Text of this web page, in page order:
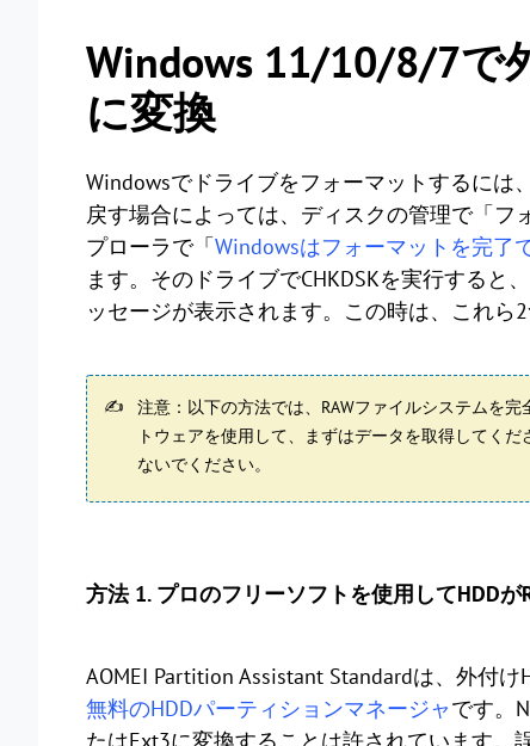
Windows 11/10/8/7で
に変換
Windowsでドライブをフォーマットするには
戻す場合によっては、ディスクの管理で「
プローラで「Windowsはフォーマットを完了
ます。そのドライブでCHKDSKを実行すると
ッセージが表示されます。この時は、これら
注意：以下の方法では、RAWファイルシステムを
トウェアを使用して、まずはデータを取得してく
ないでください。
方法 1. プロのフリーソフトを使用してHDDが
AOMEI Partition Assistant Standardは、外付
無料のHDDパーティションマネージャです。